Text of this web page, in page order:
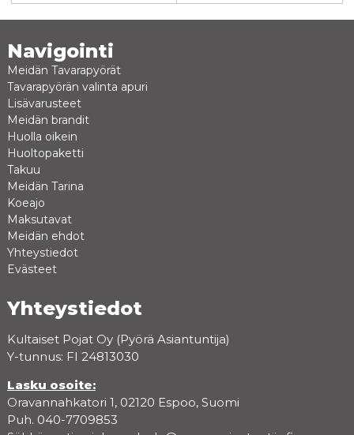
Navigointi
Meidän Tavarapyörät
Tavarapyörän valinta apuri
Lisävarusteet
Meidän brandit
Huolla oikein
Huoltopaketti
Takuu
Meidän Tarina
Koeajo
Maksutavat
Meidän ehdot
Yhteystiedot
Evästeet
Yhteystiedot
Kultaiset Pojat Oy (Pyörä Asiantuntija)
Y-tunnus: FI 24813030
Lasku osoite:
Oravannahkatori 1, 02120 Espoo, Suomi
Puh. 040-7709853